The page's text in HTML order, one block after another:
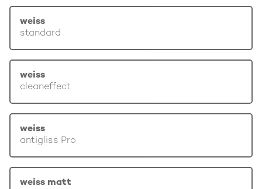
weiss
standard
weiss
cleaneffect
weiss
antigliss Pro
weiss matt